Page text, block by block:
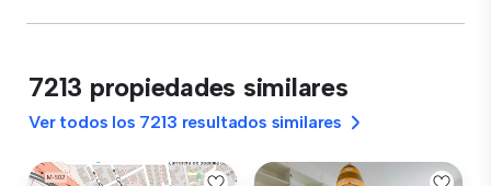
7213 propiedades similares
Ver todos los 7213 resultados similares